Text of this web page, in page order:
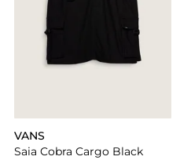
VANS
Saia Cobra Cargo Black